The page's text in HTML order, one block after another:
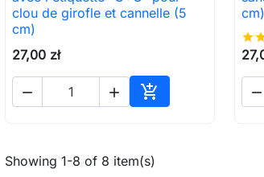
clou de girofle et cannelle (5
cm)
27,00 zł
  
Ajouter au panier
cm)
star

Showing 1-8 of 8 item(s)